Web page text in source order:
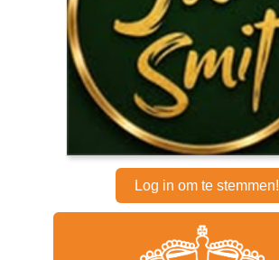
Log in om te stemmen!